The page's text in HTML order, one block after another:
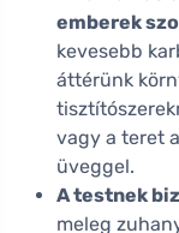
emberek
kevesebb
áttérünk
vagy a teret
üveggel.
A testnek
meleg